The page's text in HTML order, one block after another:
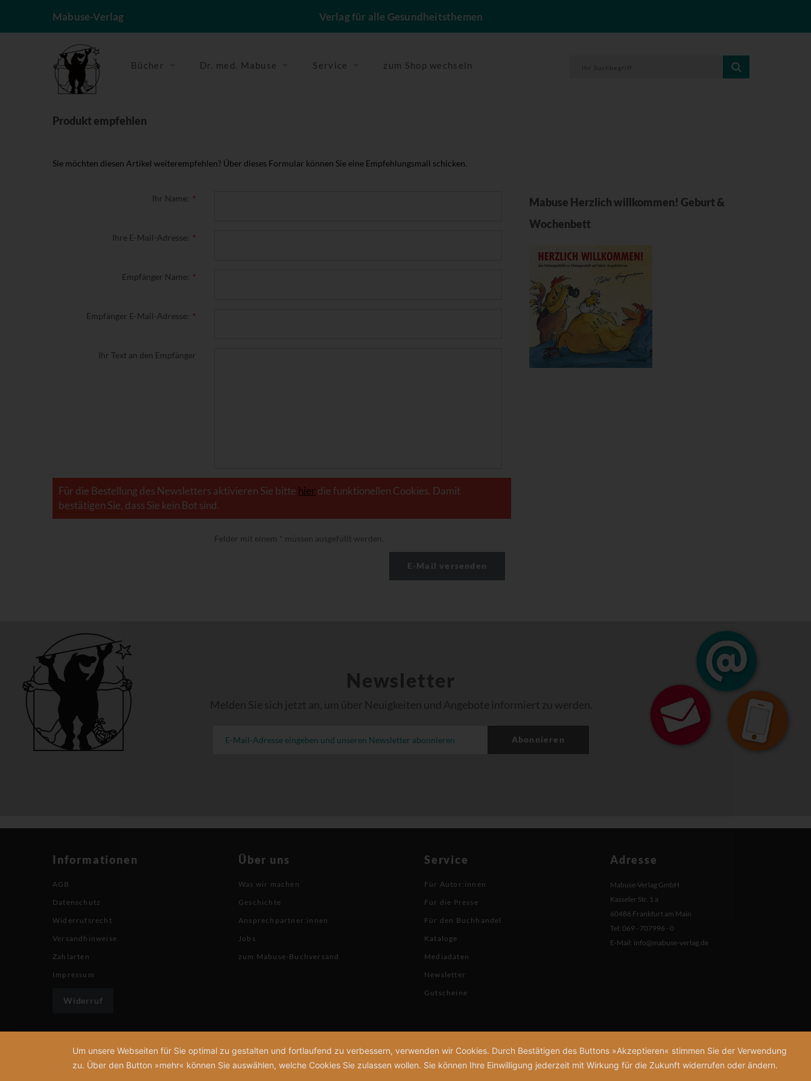
Mabuse-Verlag Verlag für alle Gesundheitsthemen
Bücher Dr. med. Mabuse Service zum Shop wechseln
Produkt empfehlen
Sie möchten diesen Artikel weiterempfehlen? Über dieses Formular können Sie eine Empfehlungsmail schicken.
Ihr Name:
Ihre E-Mail-Adresse:
Empfänger Name:
Empfänger E-Mail-Adresse:
Ihr Text an den Empfänger
Für die Bestellung des Newsletters aktivieren Sie bitte hier die funktionellen Cookies. Damit
bestätigen Sie, dass Sie kein Bot sind.
Felder mit einem müssen ausgefüllt werden.
Mabuse Herzlich willkommen! Geburt &
Wochenbett
Newsletter
Melden Sie sich jetzt an, um über Neuigkeiten und Angebote informiert zu werden.
Abonnieren
Informationen
AGB
Datenschutz
Widerrufsrecht
Versandhinweise
Zahlarten
Impressum
Widerruf
Über uns
Was wir machen
Geschichte
Ansprechpartner:innen
Jobs
zum Mabuse-Buchversand
Service
Für Autor:innen
Für die Presse
Für den Buchhandel
Kataloge
Mediadaten
Newsletter
Gutscheine
Adresse
Mabuse-Verlag GmbH
Kasseler Str. 1 a
60486 Frankfurt am Main
Tel: 069 - 707996 - 0
E-Mail: info@mabuse-verlag.de
Um unsere Webseiten für Sie optimal zu gestalten und fortlaufend zu verbessern, verwenden wir Cookies. Durch Bestätigen des Buttons »Akzeptieren« stimmen Sie der Verwendung
zu. Über den Button »mehr« können Sie auswählen, welche Cookies Sie zulassen wollen. Sie können Ihre Einwilligung jederzeit mit Wirkung für die Zukunft widerrufen oder ändern.